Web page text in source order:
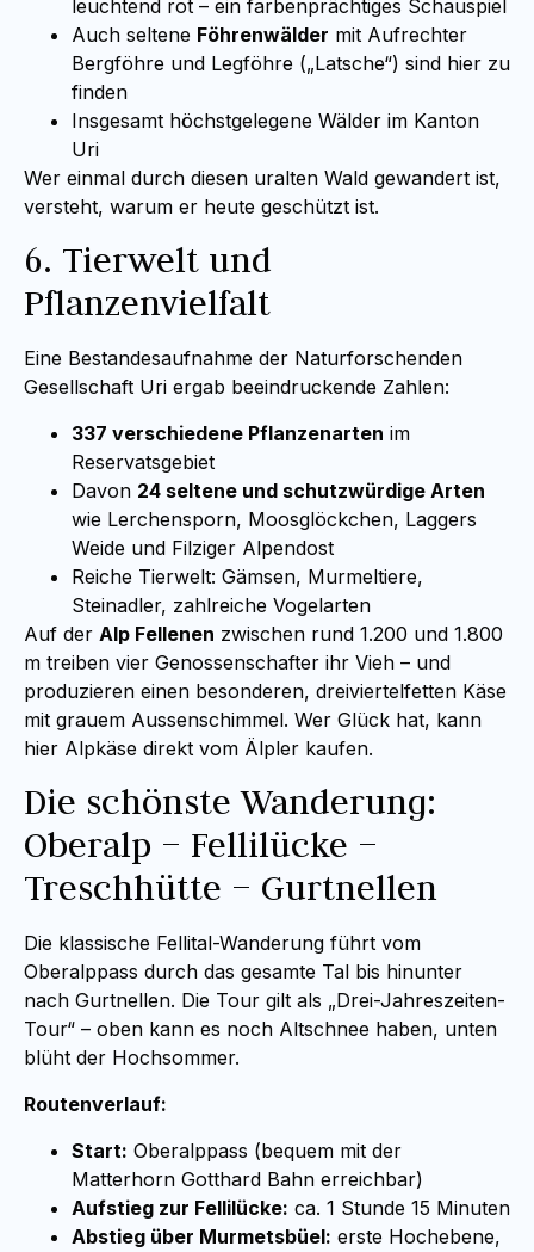
leuchtend rot – ein farbenprächtiges Schauspiel
Auch seltene Föhrenwälder mit Aufrechter
Bergföhre und Legföhre („Latsche“) sind hier zu
finden
Insgesamt höchstgelegene Wälder im Kanton
Uri
Wer einmal durch diesen uralten Wald gewandert ist,
versteht, warum er heute geschützt ist.
6. Tierwelt und
Pflanzenvielfalt
Eine Bestandesaufnahme der Naturforschenden
Gesellschaft Uri ergab beeindruckende Zahlen:
337 verschiedene Pflanzenarten im
Reservatsgebiet
Davon 24 seltene und schutzwürdige Arten
wie Lerchensporn, Moosglöckchen, Laggers
Weide und Filziger Alpendost
Reiche Tierwelt: Gämsen, Murmeltiere,
Steinadler, zahlreiche Vogelarten
Auf der Alp Fellenen zwischen rund 1.200 und 1.800
m treiben vier Genossenschafter ihr Vieh – und
produzieren einen besonderen, dreiviertelfetten Käse
mit grauem Aussenschimmel. Wer Glück hat, kann
hier Alpkäse direkt vom Älpler kaufen.
Die schönste Wanderung:
Oberalp – Fellilücke –
Treschhütte – Gurtnellen
Die klassische Fellital-Wanderung führt vom
Oberalppass durch das gesamte Tal bis hinunter
nach Gurtnellen. Die Tour gilt als „Drei-Jahreszeiten-
Tour“ – oben kann es noch Altschnee haben, unten
blüht der Hochsommer.
Routenverlauf:
Start: Oberalppass (bequem mit der
Matterhorn Gotthard Bahn erreichbar)
Aufstieg zur Fellilücke: ca. 1 Stunde 15 Minuten
Abstieg über Murmetsbüel: erste Hochebene,